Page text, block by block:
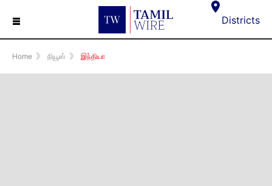
☰ Districts
Home 》 நியூஸ் 》 இந்தியா